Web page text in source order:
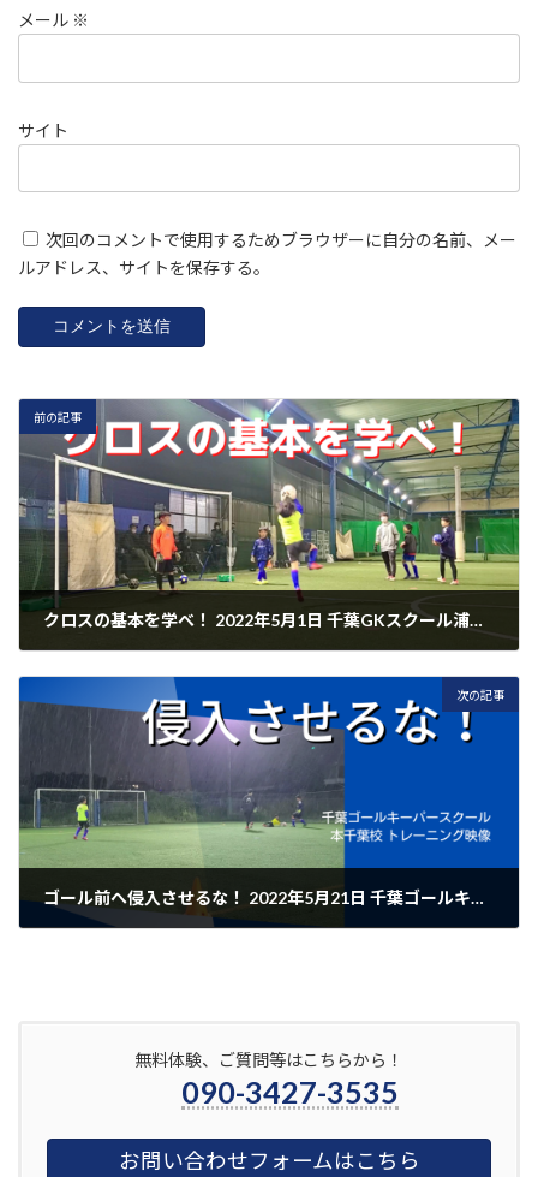
メール ※
サイト
次回のコメントで使用するためブラウザーに自分の名前、メー
ルアドレス、サイトを保存する。
前の記事
クロスの基本を学べ！ 2022年5月1日 千葉GKスクール浦安校レポート
次の記事
ゴール前へ侵入させるな！ 2022年5月21日 千葉ゴールキーパースクール本千葉校レポート
無料体験、ご質問等はこちらから！
090-3427-3535
お問い合わせフォームはこちら